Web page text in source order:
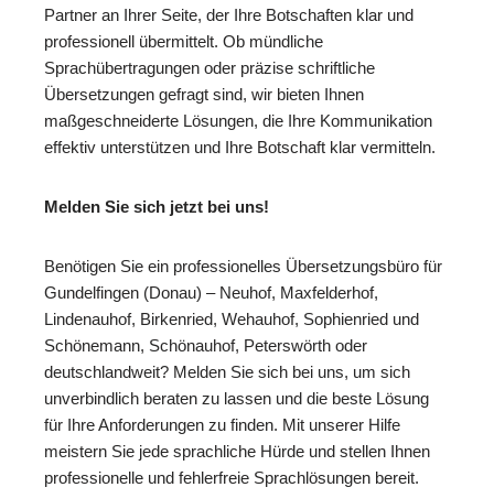
Partner an Ihrer Seite, der Ihre Botschaften klar und
professionell übermittelt. Ob mündliche
Sprachübertragungen oder präzise schriftliche
Übersetzungen gefragt sind, wir bieten Ihnen
maßgeschneiderte Lösungen, die Ihre Kommunikation
effektiv unterstützen und Ihre Botschaft klar vermitteln.
Melden Sie sich jetzt bei uns!
Benötigen Sie ein professionelles Übersetzungsbüro für
Gundelfingen (Donau) – Neuhof, Maxfelderhof,
Lindenauhof, Birkenried, Wehauhof, Sophienried und
Schönemann, Schönauhof, Peterswörth oder
deutschlandweit? Melden Sie sich bei uns, um sich
unverbindlich beraten zu lassen und die beste Lösung
für Ihre Anforderungen zu finden. Mit unserer Hilfe
meistern Sie jede sprachliche Hürde und stellen Ihnen
professionelle und fehlerfreie Sprachlösungen bereit.